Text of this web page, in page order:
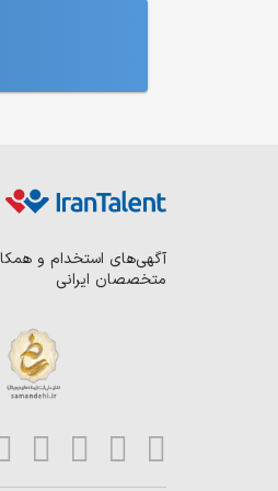
آگهی‌های استخدام و
متخصصان ایرانی